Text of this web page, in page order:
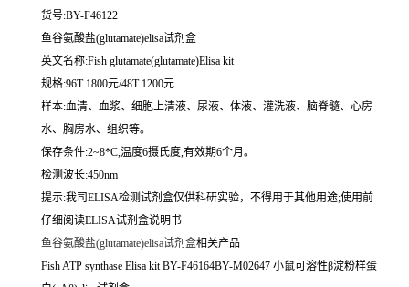
货号:BY-F46122
鱼谷氨酸盐(glutamate)elisa试剂盒
英文名称:Fish glutamate(glutamate)Elisa kit
规格:96T 1800元/48T 1200元
样本:血清、血浆、细胞上清液、尿液、体液、灌洗液、脑脊髓、心房
水、胸房水、组织等。
保存条件:2~8*C,温度6摄氏度,有效期6个月。
检测波长:450nm
提示:我司ELISA检测试剂盒仅供科研实验，不得用于其他用途;使用前
仔细阅读ELISA试剂盒说明书
鱼谷氨酸盐(glutamate)elisa试剂盒相关产品
Fish ATP synthase Elisa kit BY-F46164BY-M02647 小鼠可溶性β淀粉样蛋